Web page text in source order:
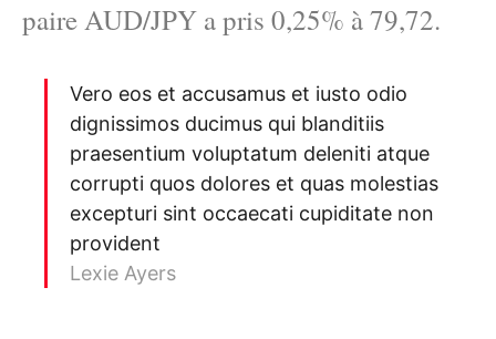
paire AUD/JPY a pris 0,25% à 79,72.
Vero eos et accusamus et iusto odio
dignissimos ducimus qui blanditiis
praesentium voluptatum deleniti atque
corrupti quos dolores et quas molestias
excepturi sint occaecati cupiditate non
provident
Lexie Ayers